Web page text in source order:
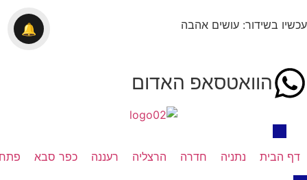
עכשיו בשידור: עושים אהבה
הוואטסאפ האדום
דף הבית נתניה חדרה הרצליה רעננה כפר סבא
🔔